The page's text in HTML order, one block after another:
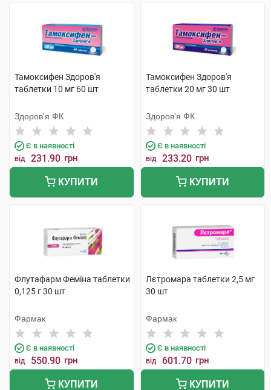
Тамоксифен Здоров'я
таблетки 10 мг 60 шт
Здоров'я ФК
Є в наявності
від 231.90 грн
КУПИТИ
Тамоксифен Здоров'я
таблетки 20 мг 30 шт
Здоров'я ФК
Є в наявності
від 233.20 грн
КУПИТИ
Флутафарм Феміна таблетки
0,125 г 30 шт
Фармак
Є в наявності
від 550.90 грн
КУПИТИ
Лєтромара таблетки 2,5 мг
30 шт
Фармак
Є в наявності
від 601.70 грн
КУПИТИ